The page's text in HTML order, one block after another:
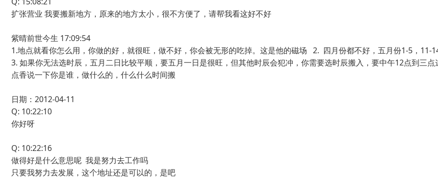
扩张营业 我要搬新地方，原来的地方太小，很不方便了，请帮我看这好不好
紫晴前世今生 17:09:54
1.地点就看你怎么用，你做的好，就很旺，做不好，你会被无形的吃掉。这是他的磁场 2. 四月份都不好，五月份1-5，11-
3. 如果你无法选时辰，五月二日比较平顺，要五月一日是很旺，但其他时辰会犯冲，你需要选时辰搬入，要中午12点到三
点香说一下你是谁，做什么的，什么什么时间搬
日期：2012-04-11
Q: 10:22:10
你好呀
Q: 10:22:16
做得好是什么意思呢 我是努力去工作吗
只要我努力去发展，这个地址还是可以的，是吧